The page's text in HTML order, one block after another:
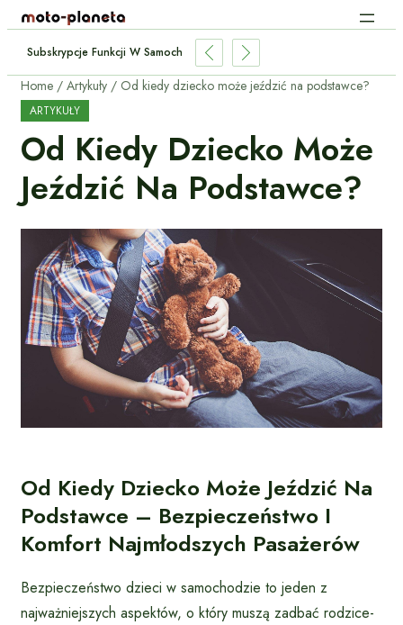
Subskrypcje Funkcji W Samochodach: Płacić Za Podgrzewane Fotele Co
Home Artykuły Od kiedy dziecko może jeździć na podstawce?
ARTYKUŁY
Od Kiedy Dziecko Może
Jeździć Na Podstawce?
Od Kiedy Dziecko Może Jeździć Na
Podstawce – Bezpieczeństwo I
Komfort Najmłodszych Pasażerów
Bezpieczeństwo dzieci w samochodzie to jeden z
najważniejszych aspektów, o który muszą zadbać rodzice-